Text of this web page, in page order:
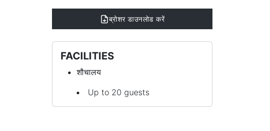
ब्रोशर डाउनलोड करें
FACILITIES
शौचालय
Up to 20 guests